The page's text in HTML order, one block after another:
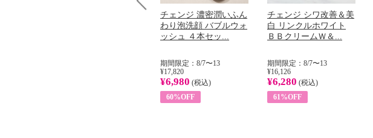
チェンジ 濃密潤いふん
わり泡洗顔 バブルウォ
ッシュ ４本セッ...
期間限定：8/7〜13
¥17,820
¥6,980 (税込)
60%OFF
チェンジ シワ改善＆美
白 リンクルホワイト
ＢＢクリームＷ＆...
期間限定：8/7〜13
¥16,126
¥6,280 (税込)
61%OFF